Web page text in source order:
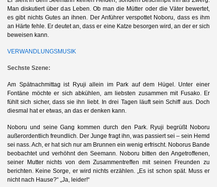
Man diskutiert über das Leben. Ob man die Mütter oder die Väter bewertet,
es gibt nichts Gutes an ihnen. Der Anführer verspottet Noboru, dass es ihm
an Härte fehle. Er deutet an, dass er eine Katze besorgen wird, an der er sich
beweisen kann.
VERWANDLUNGSMUSIK
Sechste Szene:
Am Spätnachmittag ist Ryuji allein im Park auf dem Hügel. Unter einer
Fontäne möchte er sich abkühlen, am liebsten zusammen mit Fusako. Er
fühlt sich sicher, dass sie ihn liebt. In drei Tagen läuft sein Schiff aus. Doch
diesmal hat er etwas, an das er denken kann.
Noboru und seine Gang kommen durch den Park. Ryuji begrüßt Noboru
außerordentlich freundlich. Der Junge fragt ihn, was passiert sei – sein Hemd
sei nass. Ach, er hat sich nur am Brunnen ein wenig erfrischt. Noborus Bande
beobachtet und verhöhnt den Seemann. Noboru bitten den Angetroffenen,
seiner Mutter nichts von dem Zusammentreffen mit seinen Freunden zu
berichten. Keine Sorge, er wird nichts erzählen. „Es ist schon spät. Muss er
nicht nach Hause?“ „Ja, leider!“